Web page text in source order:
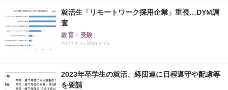
就活生「リモートワーク採用企業」重視…DYM調
査
教育・受験
2022.4.25 Mon 9:15
2023年卒学生の就活、経団連に日程遵守や配慮等
を要請